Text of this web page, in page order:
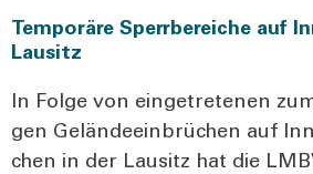
Temporäre Sperrbereiche auf
Lausitz
In Fol­ge von ein­ge­tre­te­nen
gen Gelän­de­ein­brü­chen auf
chen in der Lau­sitz hat die